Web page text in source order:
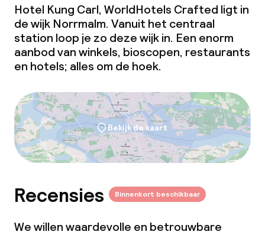
Hotel Kung Carl, WorldHotels Crafted ligt in
de wijk Norrmalm. Vanuit het centraal
station loop je zo deze wijk in. Een enorm
aanbod van winkels, bioscopen, restaurants
en hotels; alles om de hoek.
Bekijk de kaart
Recensies Binnenkort beschikbaar
We willen waardevolle en betrouwbare